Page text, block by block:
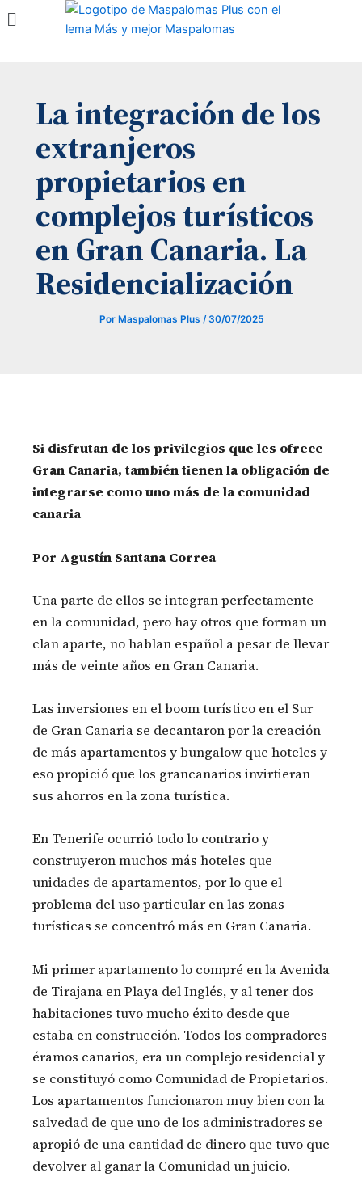
Menú
La integración de los
extranjeros
propietarios en
complejos turísticos
en Gran Canaria. La
Residencialización
Por Maspalomas Plus / 30/07/2025
Si disfrutan de los privilegios que les ofrece
Gran Canaria, también tienen la obligación de
integrarse como uno más de la comunidad
canaria
Por Agustín Santana Correa
Una parte de ellos se integran perfectamente
en la comunidad, pero hay otros que forman un
clan aparte, no hablan español a pesar de llevar
más de veinte años en Gran Canaria.
Las inversiones en el boom turístico en el Sur
de Gran Canaria se decantaron por la creación
de más apartamentos y bungalow que hoteles y
eso propició que los grancanarios invirtieran
sus ahorros en la zona turística.
En Tenerife ocurrió todo lo contrario y
construyeron muchos más hoteles que
unidades de apartamentos, por lo que el
problema del uso particular en las zonas
turísticas se concentró más en Gran Canaria.
Mi primer apartamento lo compré en la Avenida
de Tirajana en Playa del Inglés, y al tener dos
habitaciones tuvo mucho éxito desde que
estaba en construcción. Todos los compradores
éramos canarios, era un complejo residencial y
se constituyó como Comunidad de Propietarios.
Los apartamentos funcionaron muy bien con la
salvedad de que uno de los administradores se
apropió de una cantidad de dinero que tuvo que
devolver al ganar la Comunidad un juicio.